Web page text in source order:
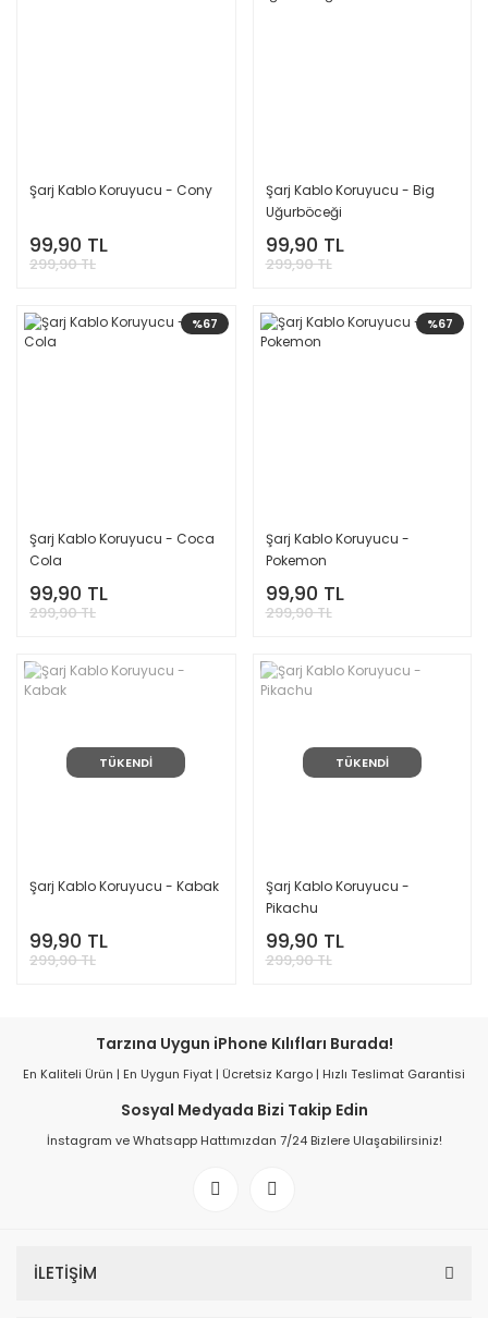
Şarj Kablo Koruyucu - Cony
99,90 TL
299,90 TL
Şarj Kablo Koruyucu - Big
Uğurböceği
99,90 TL
299,90 TL
%67
Şarj Kablo Koruyucu - Coca
Cola
99,90 TL
299,90 TL
%67
Şarj Kablo Koruyucu -
Pokemon
99,90 TL
299,90 TL
TÜKENDİ
Şarj Kablo Koruyucu - Kabak
99,90 TL
299,90 TL
TÜKENDİ
Şarj Kablo Koruyucu -
Pikachu
99,90 TL
299,90 TL
Tarzına Uygun iPhone Kılıfları Burada!
En Kaliteli Ürün | En Uygun Fiyat | Ücretsiz Kargo | Hızlı Teslimat Garantisi
Sosyal Medyada Bizi Takip Edin
İnstagram ve Whatsapp Hattımızdan 7/24 Bizlere Ulaşabilirsiniz!
İLETİŞİM